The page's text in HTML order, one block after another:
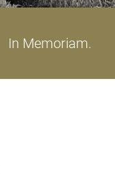
In Memoriam.